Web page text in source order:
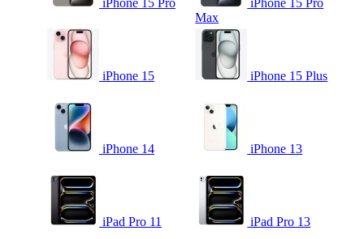
iPhone 15 Pro
iPhone 15 Pro
Max
iPhone 15 iPhone 15 Plus
iPhone 14 iPhone 13
iPad Pro 11 iPad Pro 13